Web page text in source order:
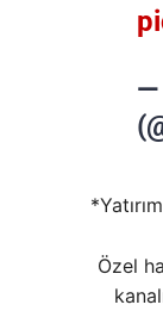
—
Özel